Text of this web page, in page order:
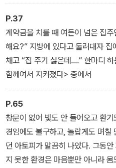
P.37
계약금을 치를 때 여든이 넘은 집
해요?” 지방에 있다고 둘러대자 집
채고 “집 주기 싫은데….” 한마디
함께여서 지켜졌다> 중에서
P.65
창문이 없어 빛도 안 들어오고 환
경임에도 불구하고, 놀랍게도 며칠
던 아토피가 말끔히 나았다. 그동안
지 못한 환경은 마음뿐만 아니라